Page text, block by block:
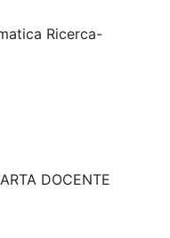
Ricerca-
DOCENTE